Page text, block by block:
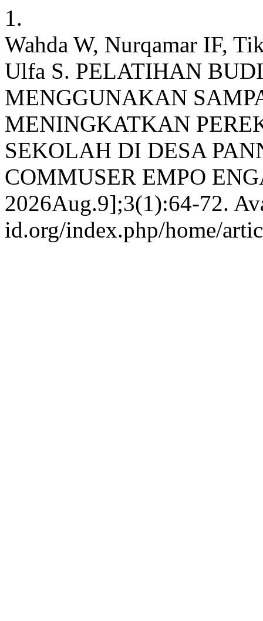
1.
Wahda W, Nurqamar IF,
Ulfa S. PELATIHAN
MENGGUNAKAN
MENINGKATKAN
SEKOLAH DI DESA
COMMUSER EMPO
2026Aug.9];3(1):64-72.
id.org/index.php/home/